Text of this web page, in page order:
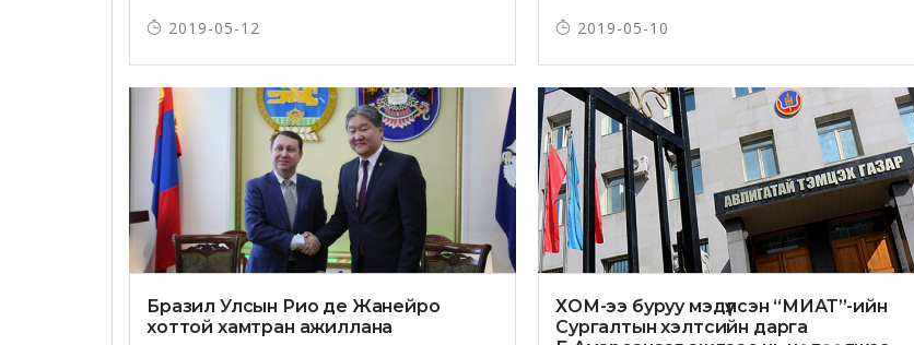
2019-05-12 2019-05-10
Бразил Улсын Рио де Жанейро
хоттой хамтран ажиллана
ХОМ-ээ буруу мэдүүлсэн “МИАТ”-ийн
Сургалтын хэлтсийн дарга